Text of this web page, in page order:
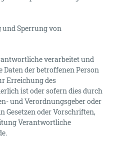
und Sperrung von
verarbeitet und
Daten der betroffenen Person
Erreichung des
ist oder sofern dies durch
und Verordnungsgeber oder
Gesetzen oder Vorschriften,
Verantwortliche